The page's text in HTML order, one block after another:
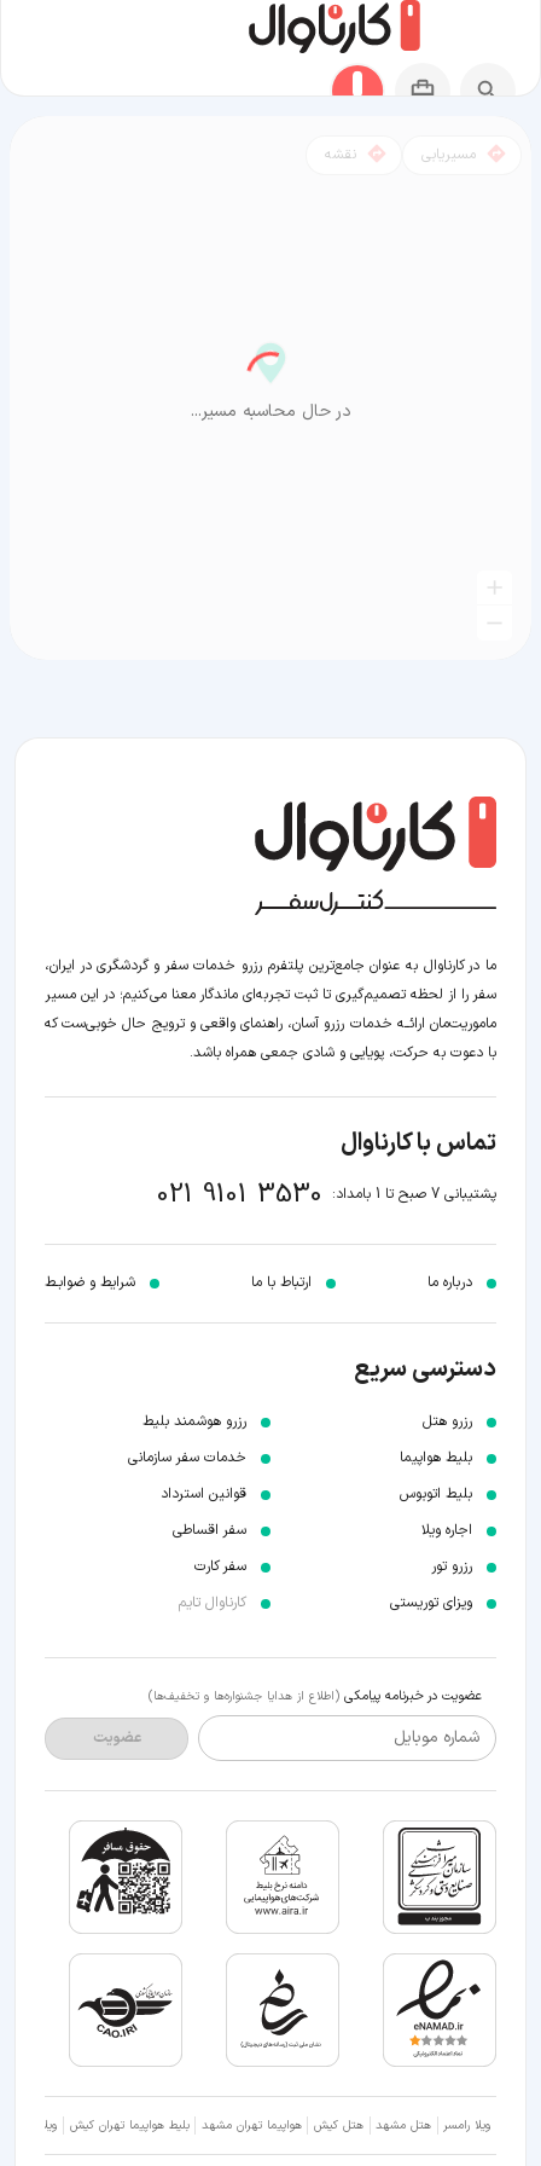
مسیریابی نقشه
در حال محاسبه مسیر...
ما در کارناوال به عنوان جامع‌ترین پلتفرم رزرو خدمات سفر و گردشگری در ایران،
سفر را از لحظه‌ تصمیم‌گیری تا ثبت تجربه‌ای ماندگار معنا می‌کنیم؛ در این مسیر‍
ماموریت‌مان اراﺋــﻪ خدمات رزرو آسان، راهنمای واقعی و ترویج حال خوبی‌ست که
با دعوت به حرکت، پویایی و شادی جمعی همراه باشد.
تماس با کارناوال
پشتیبانی 7 صبح تا 1 بامداد: 021 9101 3530
درباره ما ارتباط با ما شرایط و ضوابـط
دسترسی سریع
رزرو هتل
بلیط هواپیما
بلیط اتوبوس
اجاره ویلا
رزرو تور
ویزای توریستی
رزرو هوشمند بلیط
خدمات سفر سازمانی
قوانین استرداد
سفر اقساطی
سفر کارت
کارناوال تایم
عضویت در خبرنامه پیامکی (اطلاع از هدایا جشنواره‌ها و تخفیف‌ها)
شماره موبایل عضویت
ویلا رامسر هتل مشهد هتل کیش هواپیما تهران مشهد بلیط هواپیما تهران کیش ویلا شمال